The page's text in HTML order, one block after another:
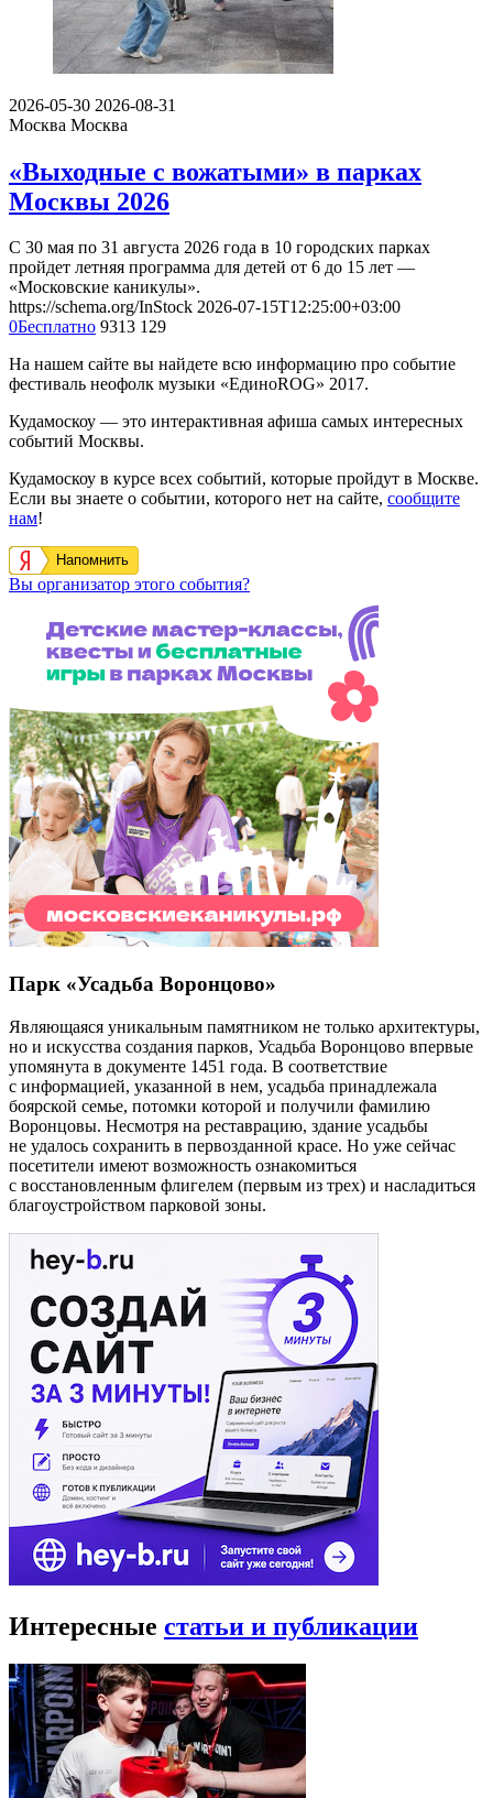
2026-05-30 2026-08-31
Москва Москва
«Выходные с вожатыми» в парках
Москвы 2026
С 30 мая по 31 августа 2026 года в 10 городских парках
пройдет летняя программа для детей от 6 до 15 лет —
«Московские каникулы».
https://schema.org/InStock 2026-07-15T12:25:00+03:00
0Бесплатно 9313 129
На нашем сайте вы найдете всю информацию про событие
фестиваль неофолк музыки «ЕдиноROG» 2017.
Кудамоскоу — это интерактивная афиша самых интересных
событий Москвы.
Кудамоскоу в курсе всех событий, которые пройдут в Москве.
Если вы знаете о событии, которого нет на сайте, сообщите
нам!
Напомнить
Вы организатор этого события?
Парк «Усадьба Воронцово»
Являющаяся уникальным памятником не только архитектуры,
но и искусства создания парков, Усадьба Воронцово впервые
упомянута в документе 1451 года. В соответствие
с информацией, указанной в нем, усадьба принадлежала
боярской семье, потомки которой и получили фамилию
Воронцовы. Несмотря на реставрацию, здание усадьбы
не удалось сохранить в первозданной красе. Но уже сейчас
посетители имеют возможность ознакомиться
с восстановленным флигелем (первым из трех) и насладиться
благоустройством парковой зоны.
Интересные статьи и публикации